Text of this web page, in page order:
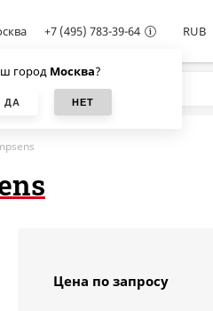
город Москва?
+7 (495) 783-39-64 RUB
Цена по запросу